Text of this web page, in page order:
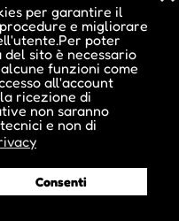
per garantire il
e migliorare
poter
sito è necessario
funzioni come
all'account
ricezione di
non saranno
e non di
Consenti
che non sono
2, Merano,